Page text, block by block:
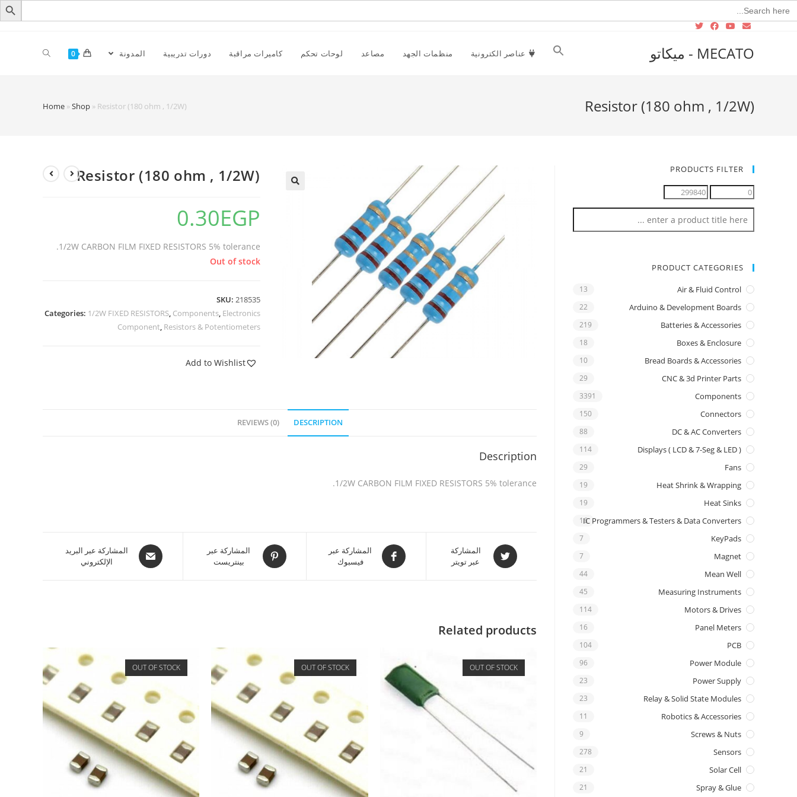
Search
for:
MECATO - ميكاتو عناصر الكترونية منظمات الجهد مصاعد لوحات تحكم كاميرات مراقبة دورات تدريبية المدونة 0
Resistor (180 ohm , 1/2W)
Home »Shop » Resistor (180 ohm , 1/2W)
Resistor (180 ohm , 1/2W)
0.30EGP
1/2W CARBON FILM FIXED RESISTORS 5% tolerance.
Out of stock
SKU: 218535
Categories: 1/2W FIXED RESISTORS, Components, Electronics
Component, Resistors & Potentiometers
Add to Wishlist
DESCRIPTION
REVIEWS (0)
Description
1/2W CARBON FILM FIXED RESISTORS 5% tolerance.
المشاركة
عبر تويتر
المشاركة عبر
فيسبوك
المشاركة عبر
بينتريست
المشاركة عبر البريد
الإلكتروني
Related products
OUT OF STOCK
OUT OF STOCK
OUT OF STOCK
PRODUCTS FILTER
PRODUCT CATEGORIES
Air & Fluid Control
13
Arduino & Development Boards
22
Batteries & Accessories
219
Boxes & Enclosure
18
Bread Boards & Accessories
10
CNC & 3d Printer Parts
29
Components
3391
Connectors
150
DC & AC Converters
88
Displays ( LCD & 7-Seg & LED )
114
Fans
29
Heat Shrink & Wrapping
19
Heat Sinks
19
IC Programmers & Testers & Data Converters
16
KeyPads
7
Magnet
7
Mean Well
44
Measuring Instruments
45
Motors & Drives
114
Panel Meters
16
PCB
104
Power Module
96
Power Supply
23
Relay & Solid State Modules
23
Robotics & Accessories
11
Screws & Nuts
9
Sensors
278
Solar Cell
21
Spray & Glue
21